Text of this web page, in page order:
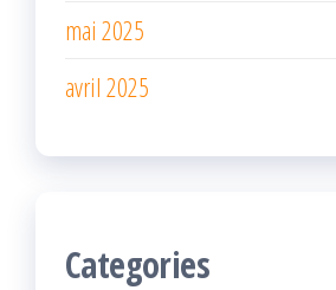
mai 2025
avril 2025
Categories